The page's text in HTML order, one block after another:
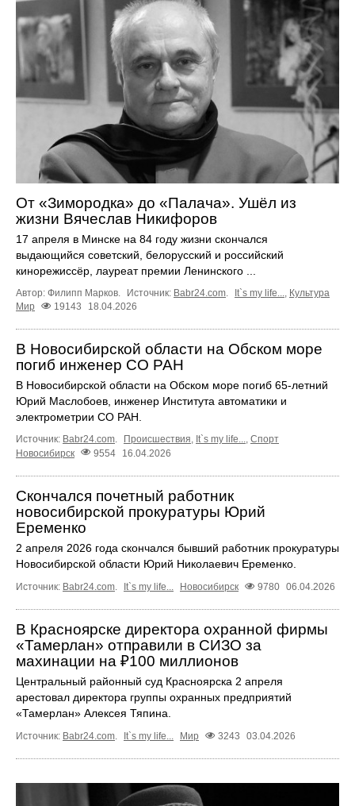
От «Зимородка» до «Палача». Ушёл из
жизни Вячеслав Никифоров
17 апреля в Минске на 84 году жизни скончался
выдающийся советский, белорусский и российский
кинорежиссёр, лауреат премии Ленинского ...
Автор: Филипп Марков. Источник: Babr24.com. It`s my life..., Культура
Мир
19143 18.04.2026
В Новосибирской области на Обском море
погиб инженер СО РАН
В Новосибирской области на Обском море погиб 65-летний
Юрий Маслобоев, инженер Института автоматики и
электрометрии СО РАН.
Источник: Babr24.com. Происшествия, It`s my life..., Спорт
Новосибирск
9554 16.04.2026
Скончался почетный работник
новосибирской прокуратуры Юрий
Еременко
2 апреля 2026 года скончался бывший работник прокуратуры
Новосибирской области Юрий Николаевич Еременко.
Источник: Babr24.com It`s my life... Новосибирск 9780 06.04.2026
В Красноярске директора охранной фирмы
«Тамерлан» отправили в СИЗО за
махинации на ₽100 миллионов
Центральный районный суд Красноярска 2 апреля
арестовал директора группы охранных предприятий
«Тамерлан» Алексея Тяпина.
Источник: Babr24.com It`s my life... Мир 3243 03.04.2026